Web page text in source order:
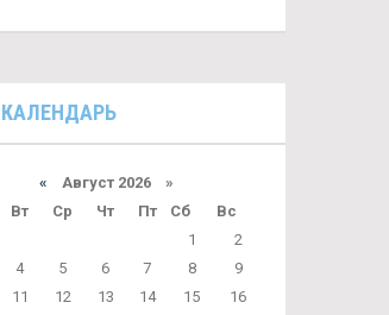
КАЛЕНДАРЬ
« Август 2026 »
Вт Ср Чт Пт Сб
Вс
1
2
4 5 6 7 8
9
11 12 13 14 15
16